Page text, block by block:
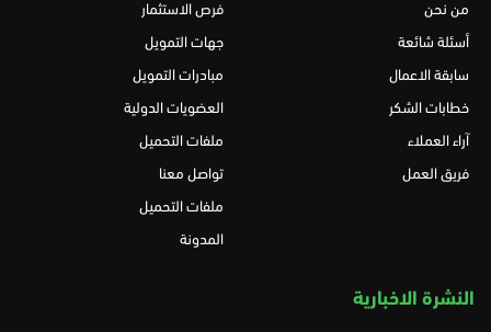
من نحن
أسئلة شائعة
سابقة الاعمال
خطابات الشكر
آراء العملاء
فريق العمل
فرص الاستثمار
جهات التمويل
مبادرات التمويل
العضويات الدولية
ملفات التحميل
تواصل معنا
ملفات التحميل
المدونة
النشرة الاخبارية